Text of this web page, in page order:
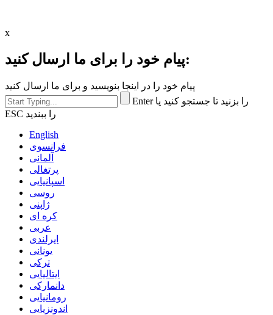
x
پیام خود را برای ما ارسال کنید:
پیام خود را در اینجا بنویسید و برای ما ارسال کنید
Enter را بزنید تا جستجو کنید یا
ESC را ببندید
English
فرانسوی
آلمانی
پرتغالی
اسپانیایی
روسی
ژاپنی
کره ای
عربی
ایرلندی
یونانی
ترکی
ایتالیایی
دانمارکی
رومانیایی
اندونزیایی